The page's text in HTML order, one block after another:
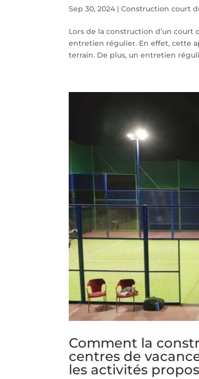
Sep 30, 2024 |Construction court
Lors de la construction d’un
entretien régulier. En effet, cette
terrain. De plus, un entretien
Comment la
centres de
les activités